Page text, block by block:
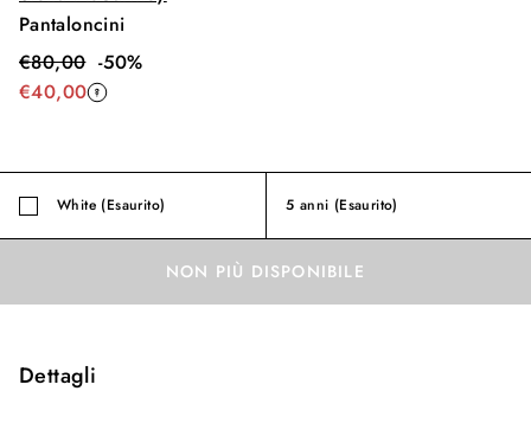
Pantaloncini
€80,00-50%
€40,00
White (Esaurito) 5 anni (Esaurito)
NON PIÙ DISPONIBILE
Dettagli